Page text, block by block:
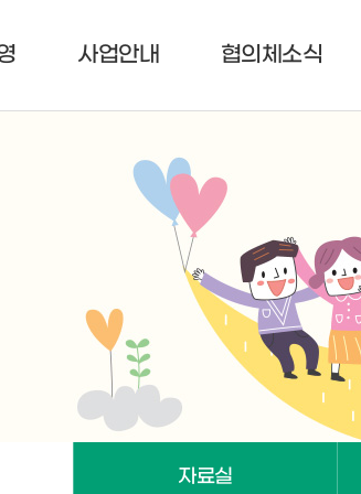
사업안내 협의체소식
자료실